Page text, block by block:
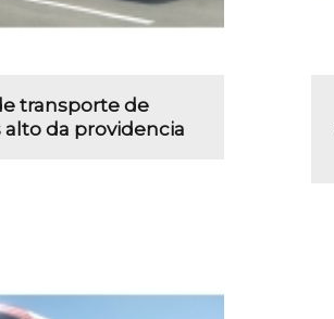
transporte de
da providencia